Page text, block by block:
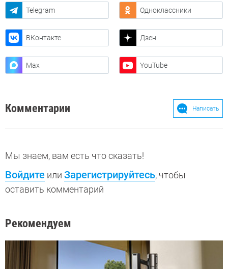
Telegram Одноклассники
ВКонтакте Дзен
Max YouTube
Комментарии Написать
Мы знаем, вам есть что сказать!
Войдите или Зарегистрируйтесь, чтобы
оставить комментарий
Рекомендуем